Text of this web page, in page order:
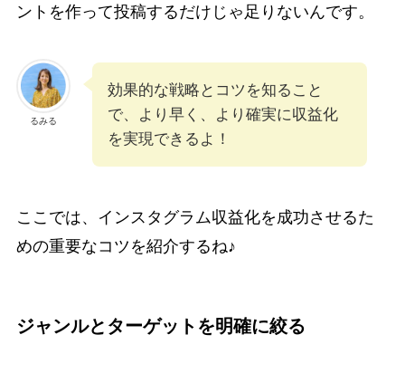
ントを作って投稿するだけじゃ足りないんです。
るみる
効果的な戦略とコツを知ること
で、より早く、より確実に収益化
を実現できるよ！
ここでは、インスタグラム収益化を成功させるた
めの重要なコツを紹介するね♪
ジャンルとターゲットを明確に絞る